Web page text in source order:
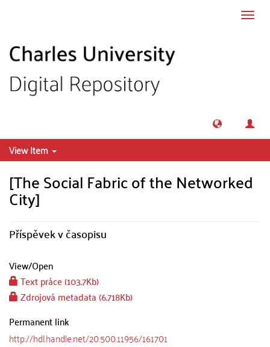
View Item
[The Social Fabric of the Networked
City]
Příspěvek v časopisu
View/Open
Text práce (103.7Kb)
Zdrojová metadata (6.718Kb)
Permanent link
http://hdl.handle.net/20.500.11956/161701